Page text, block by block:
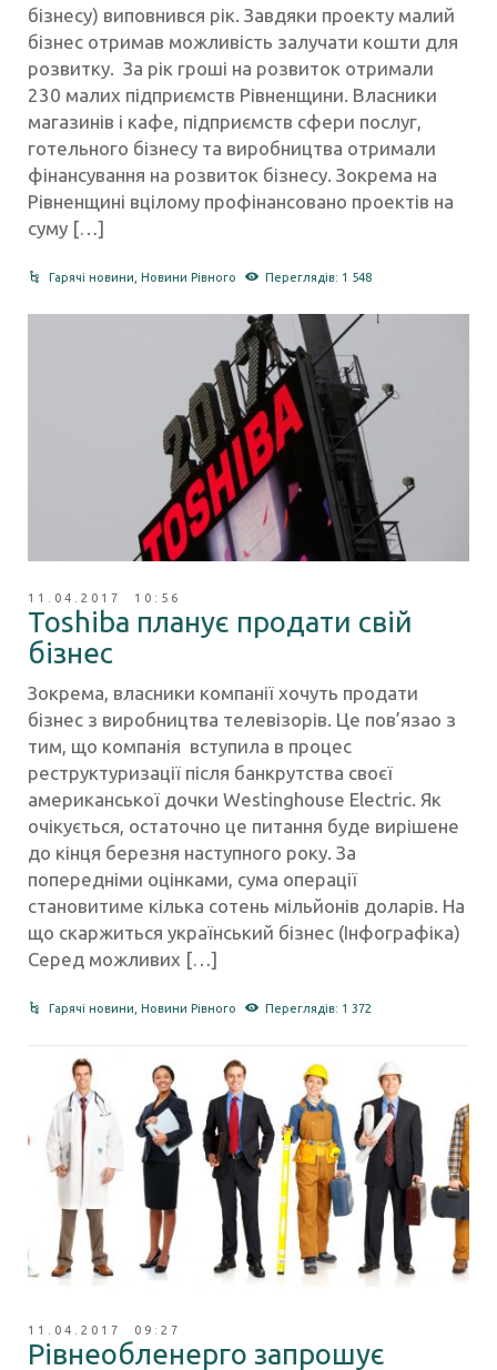
бізнесу) виповнився рік. Завдяки проекту малий
бізнес отримав можливість залучати кошти для
розвитку. За рік гроші на розвиток отримали
230 малих підприємств Рівненщини. Власники
магазинів і кафе, підприємств сфери послуг,
готельного бізнесу та виробництва отримали
фінансування на розвиток бізнесу. Зокрема на
Рівненщині вцілому профінансовано проектів на
суму […]
Гарячі новини ,Новини Рівного Переглядів: 1 548
11.04.2017 10:56
Toshiba планує продати свій
бізнес
Зокрема, власники компанії хочуть продати
бізнес з виробництва телевізорів. Це пов’язао з
тим, що компанія вступила в процес
реструктуризації після банкрутства своєї
американської дочки Westinghouse Electric. Як
очікується, остаточно це питання буде вирішене
до кінця березня наступного року. За
попередніми оцінками, сума операції
становитиме кілька сотень мільйонів доларів. На
що скаржиться український бізнес (Інфографіка)
Серед можливих […]
Гарячі новини ,Новини Рівного Переглядів: 1 372
11.04.2017 09:27
Рівнеобленерго запрошує